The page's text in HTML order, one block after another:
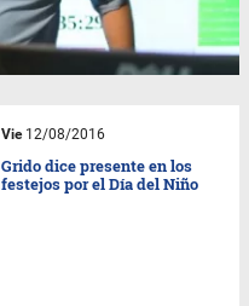
Vie12/08/2016
Grido dice presente en los
festejos por el Día del Niño